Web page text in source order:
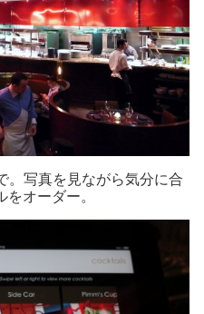
。写真を見ながら気分に合
をオーダー。